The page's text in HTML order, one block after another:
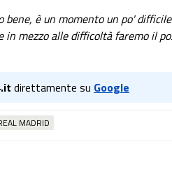
è un momento un po'
in mezzo alle difficoltà faremo il
direttamente su Google
MADRID